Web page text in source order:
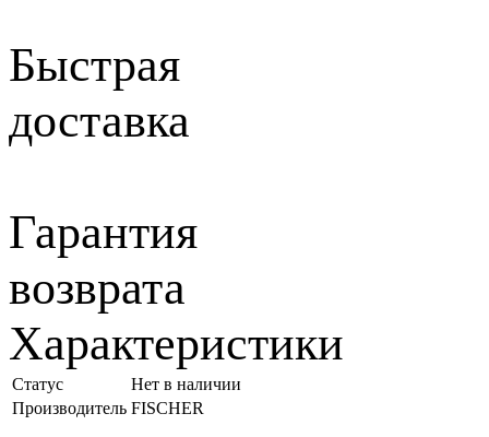
Быстрая
доставка
Гарантия
возврата
Характеристики
Статус
Нет в наличии
Производитель FISCHER